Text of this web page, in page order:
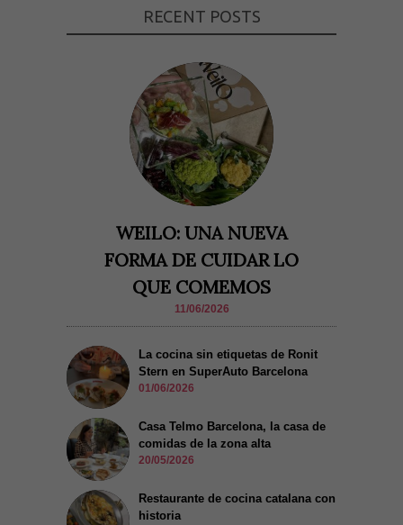
RECENT POSTS
WEILO: UNA NUEVA
FORMA DE CUIDAR LO
QUE COMEMOS
11/06/2026
La cocina sin etiquetas de Ronit
Stern en SuperAuto Barcelona
01/06/2026
Casa Telmo Barcelona, la casa de
comidas de la zona alta
20/05/2026
Restaurante de cocina catalana con
historia